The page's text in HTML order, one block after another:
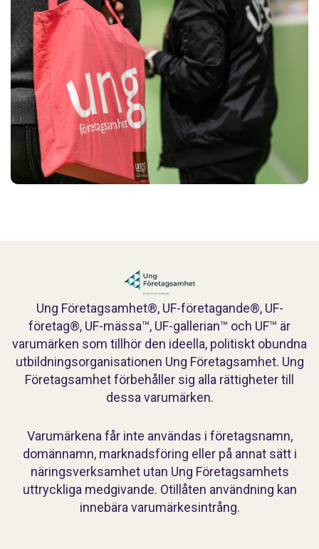
Ung Företagsamhet®, UF-företagande®, UF-
företag®, UF-mässa™, UF-gallerian™ och UF™ är
varumärken som tillhör den ideella, politiskt obundna
utbildningsorganisationen Ung Företagsamhet. Ung
Företagsamhet förbehåller sig alla rättigheter till
dessa varumärken.
Varumärkena får inte användas i företagsnamn,
domännamn, marknadsföring eller på annat sätt i
näringsverksamhet utan Ung Företagsamhets
uttryckliga medgivande. Otillåten användning kan
innebära varumärkesintrång.